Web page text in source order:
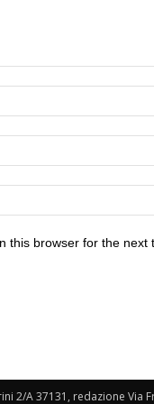
this browser for the next
2/A 37131, redazione